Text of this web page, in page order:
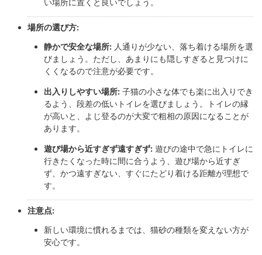
場所の選び方:
静かで安全な場所: 人通りが少ない、落ち着ける場所を選
びましょう。ただし、あまりにも隠しすぎると見つけに
くくなるので注意が必要です。
出入りしやすい場所: 子猫の小さな体でも楽に出入りでき
るよう、段差の低いトイレを選びましょう。トイレの縁
が高いと、よじ登るのが大変で粗相の原因になることが
あります。
遊び場から近すぎず遠すぎず: 遊びの途中で急にトイレに
行きたくなった時に間に合うよう、遊び場から近すぎ
ず、かつ遠すぎない、すぐにたどり着ける距離が理想で
す。
注意点:
新しい環境に慣れるまでは、猫砂の種類を変えない方が
安心です。